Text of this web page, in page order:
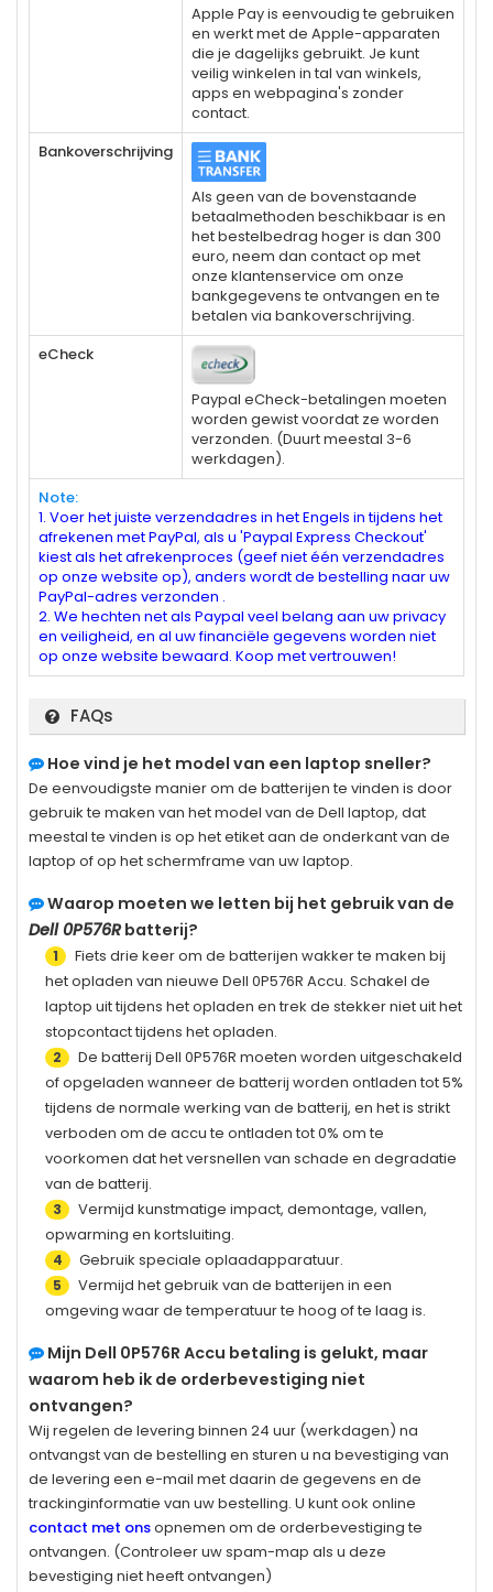
Apple Pay is eenvoudig te gebruiken
en werkt met de Apple-apparaten
die je dagelijks gebruikt. Je kunt
veilig winkelen in tal van winkels,
apps en webpagina's zonder
contact.
Bankoverschrijving
Als geen van de bovenstaande
betaalmethoden beschikbaar is en
het bestelbedrag hoger is dan 300
euro, neem dan contact op met
onze klantenservice om onze
bankgegevens te ontvangen en te
betalen via bankoverschrijving.
eCheck
Paypal eCheck-betalingen moeten
worden gewist voordat ze worden
verzonden. (Duurt meestal 3-6
werkdagen).
Note:
1. Voer het juiste verzendadres in het Engels in tijdens het
afrekenen met PayPal, als u 'Paypal Express Checkout'
kiest als het afrekenproces (geef niet één verzendadres
op onze website op), anders wordt de bestelling naar uw
PayPal-adres verzonden .
2. We hechten net als Paypal veel belang aan uw privacy
en veiligheid, en al uw financiële gegevens worden niet
op onze website bewaard. Koop met vertrouwen!
FAQs
Hoe vind je het model van een laptop sneller?
De eenvoudigste manier om de batterijen te vinden is door
gebruik te maken van het model van de Dell laptop, dat
meestal te vinden is op het etiket aan de onderkant van de
laptop of op het schermframe van uw laptop.
Waarop moeten we letten bij het gebruik van de
Dell 0P576Rbatterij?
1
Fiets drie keer om de batterijen wakker te maken bij
het opladen van nieuwe Dell 0P576R Accu. Schakel de
laptop uit tijdens het opladen en trek de stekker niet uit het
stopcontact tijdens het opladen.
2 De batterij Dell 0P576R moeten worden uitgeschakeld
of opgeladen wanneer de batterij worden ontladen tot 5%
tijdens de normale werking van de batterij, en het is strikt
verboden om de accu te ontladen tot 0% om te
voorkomen dat het versnellen van schade en degradatie
van de batterij.
3
Vermijd kunstmatige impact, demontage, vallen,
opwarming en kortsluiting.
4 Gebruik speciale oplaadapparatuur.
5
Vermijd het gebruik van de batterijen in een
omgeving waar de temperatuur te hoog of te laag is.
Mijn Dell 0P576R Accu betaling is gelukt, maar
waarom heb ik de orderbevestiging niet
ontvangen?
Wij regelen de levering binnen 24 uur (werkdagen) na
ontvangst van de bestelling en sturen u na bevestiging van
de levering een e-mail met daarin de gegevens en de
trackinginformatie van uw bestelling. U kunt ook online
contact met onsopnemen om de orderbevestiging te
ontvangen. (Controleer uw spam-map als u deze
bevestiging niet heeft ontvangen)